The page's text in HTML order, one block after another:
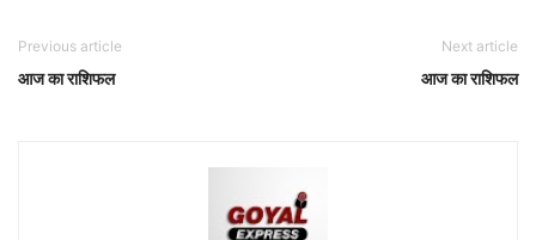
Previous article
आज का राशिफल
Next article
आज का राशिफल